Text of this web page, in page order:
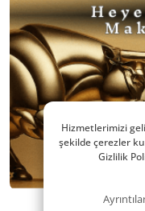
Hizmetlerimizi
şekilde çerezler
Gizlilik